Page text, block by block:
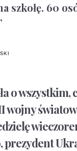
szkołę. 60
o wszystkim,
wojny
prezydent